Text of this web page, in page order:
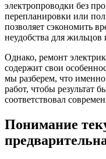
электропроводки без
перепланировки или
позволяет сэкономить
неудобства для жильцов
Однако, ремонт
содержит свои
мы разберем, что
работ, чтобы результат
соответствовал
Понимание